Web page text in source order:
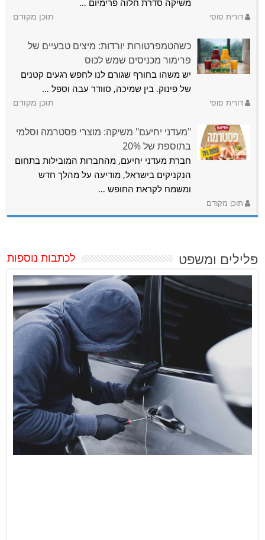
משיקה סדרת חלוה פרימיום …
דורית סוסי תוכן מקודם
כשהטמפרטורות יורדות: מיצים טבעיים של
פרימור מכניסים שמש לכוס
יש משהו בחורף שגורם לנו לחפש רגעים קטנים
של פינוק. בין שמיכה, סוודר עבה וספל …
דורית סוסי תוכן מקודם
"מעדני יחיעם" משיקה: מוצרי פסטרמה וסלמי
בתוספת של 20%
חברת מעדני יחיעם, מהחברות המובילות בתחום
הנקניקים בישראל, מודיעה על מהלך חדש
ומשמח לקראת החופש …
תוכן מקודם
פלילים ומשפט לכתבות נוספות